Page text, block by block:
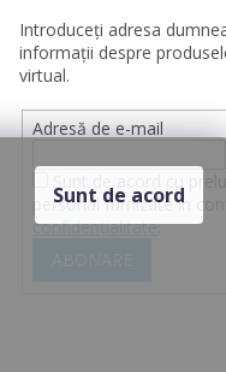
Sunt de acord
Introduceţi adresa
informaţii despre
virtual.
Adresă de e-mail
Sunt de acord cu
personal furnizate în
confidențialitate.